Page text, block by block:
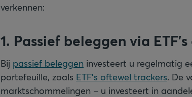
verkennen:
1. Passief beleggen via
Bij passief beleggen investeert u regelmatig
portefeuille, zoals ETF’s oftewel trackers. De
marktschommelingen – u investeert in